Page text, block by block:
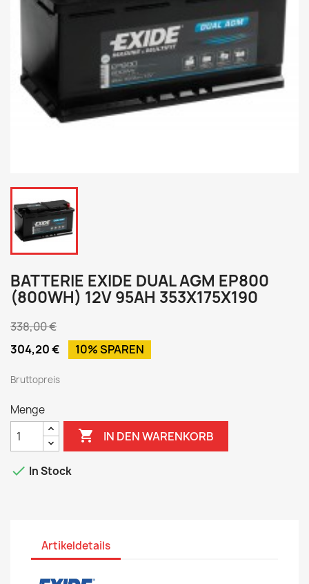
BATTERIE EXIDE DUAL AGM EP800
(800WH) 12V 95AH 353X175X190
338,00 €
304,20 €
10% SPAREN
Bruttopreis
Menge
 IN DEN WARENKORB
 In Stock
Artikeldetails